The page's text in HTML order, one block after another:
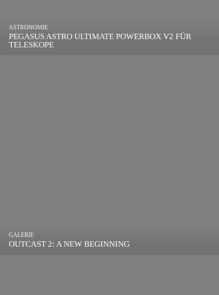
PEGASUS ASTRO ULTIMATE POWERBOX V2 FÜR
TELESKOPE
ASTRONOMIE
OUTCAST 2: A NEW BEGINNING
GALERIE